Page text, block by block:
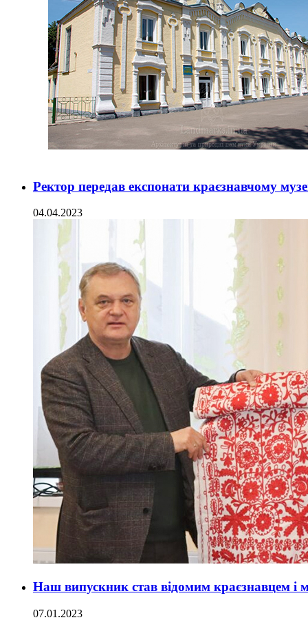
Ректор передав експонати краєзнавчому
04.04.2023
Наш випускник став відомим краєзнавцем і
07.01.2023